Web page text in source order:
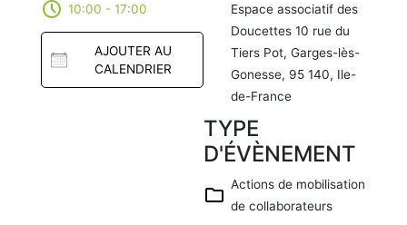
10:00 - 17:00
AJOUTER AU
CALENDRIER
Espace associatif des
Doucettes 10 rue du
Tiers Pot, Garges-lès-
Gonesse, 95 140, Ile-
de-France
TYPE
D'ÉVÈNEMENT
Actions de mobilisation
de collaborateurs